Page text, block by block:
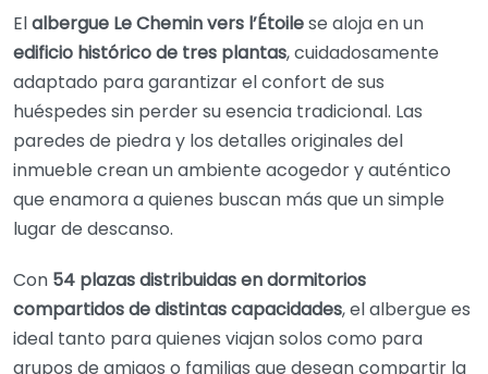
Elalbergue Le Chemin vers l’Étoilese aloja en un
edificio histórico de tres plantas, cuidadosamente
adaptado para garantizar el confort de sus
huéspedes sin perder su esencia tradicional. Las
paredes de piedra y los detalles originales del
inmueble crean un ambiente acogedor y auténtico
que enamora a quienes buscan más que un simple
lugar de descanso.
Con 54 plazas distribuidas en dormitorios
compartidos de distintas capacidades, el albergue es
ideal tanto para quienes viajan solos como para
grupos de amigos o familias que desean compartir la